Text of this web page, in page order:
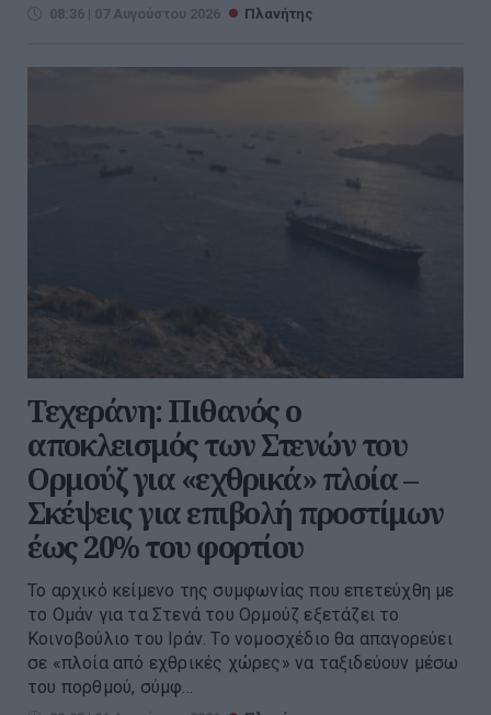
08:36 | 07 Αυγούστου 2026 Πλανήτης
Τεχεράνη: Πιθανός ο
αποκλεισμός των Στενών του
Ορμούζ για «εχθρικά» πλοία –
Σκέψεις για επιβολή προστίμων
έως 20% του φορτίου
Το αρχικό κείμενο της συμφωνίας που επετεύχθη με
το Ομάν για τα Στενά του Ορμούζ εξετάζει το
Κοινοβούλιο του Ιράν. Το νομοσχέδιο θα απαγορεύει
σε «πλοία από εχθρικές χώρες» να ταξιδεύουν μέσω
του πορθμού, σύμφ...